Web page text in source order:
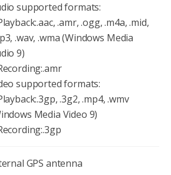
supported formats:
.amr, .ogg, .m4a, .mid,
.wav, .wma (Windows Media
9)
supported formats:
.3g2, .mp4, .wmv
Media Video 9)
GPS antenna